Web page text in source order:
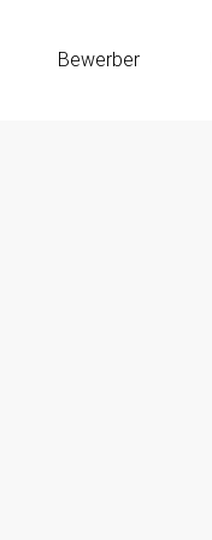
Bewerber